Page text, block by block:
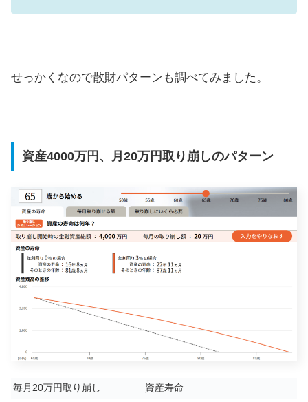
せっかくなので散財パターンも調べてみました。
資産4000万円、月20万円取り崩しのパターン
毎月20万円取り崩し
資産寿命